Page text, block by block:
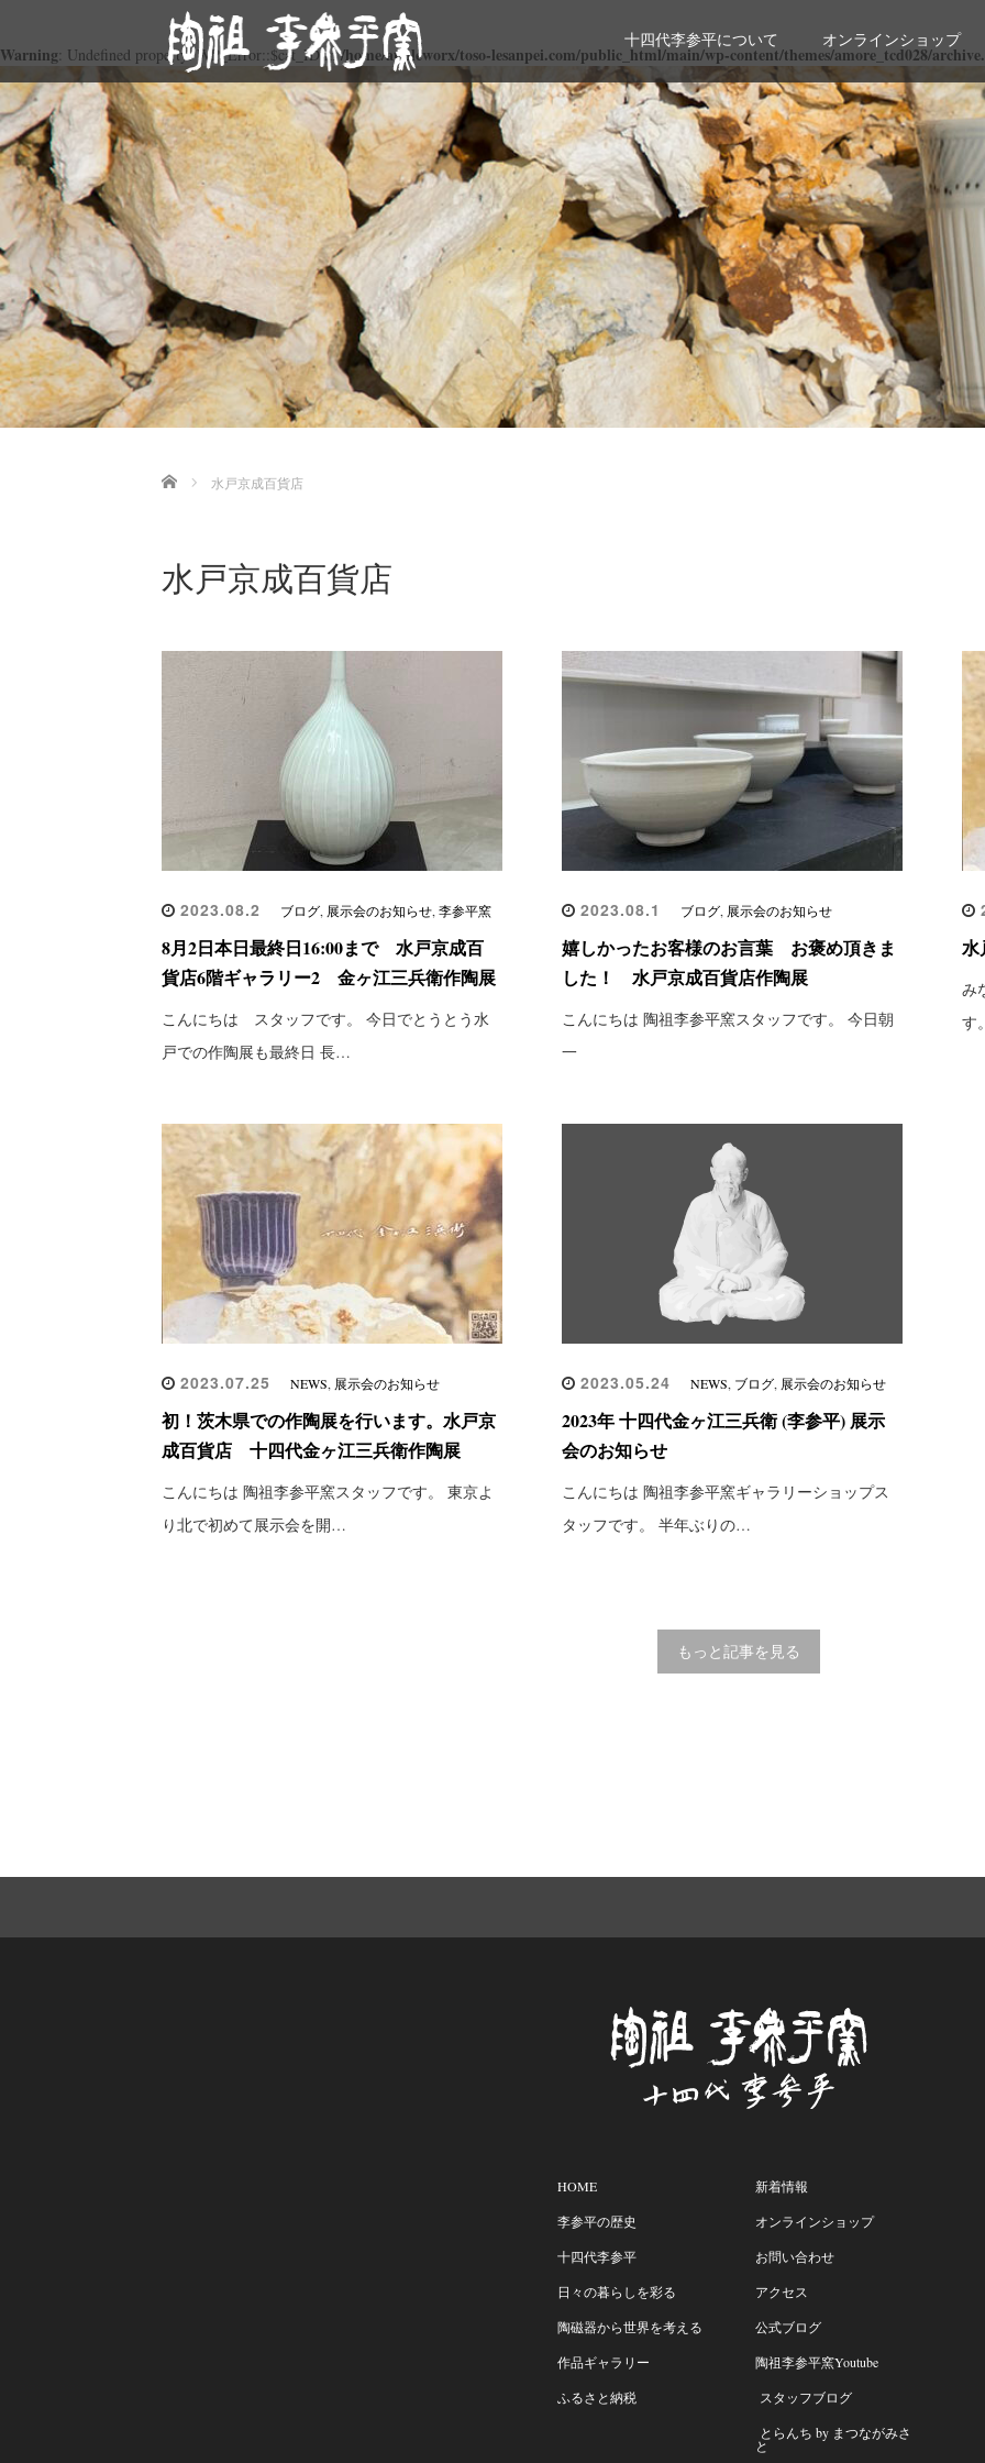
十四代李参平について オンラインショップ
Warning: Undefined property: WP_Error::$cat_ID in/home/appleworx/toso-lesanpei.com/public_html/main/wp-content/themes/amore_tcd028/
Home 水戸京成百貨店
水戸京成百貨店
2023.08.2 ブログ, 展示会のお知らせ, 李参平窯
8月2日本日最終日16:00まで 水戸京成百
貨店6階ギャラリー2 金ヶ江三兵衛作陶展
こんにちは スタッフです。 今日でとうとう水
戸での作陶展も最終日 長…
2023.08.1 ブログ, 展示会のお知らせ
嬉しかったお客様のお言葉 お褒め頂きま
した！ 水戸京成百貨店作陶展
こんにちは 陶祖李参平窯スタッフです。 今日朝
一
水
み
す。
2023.07.25 NEWS, 展示会のお知らせ
初！茨木県での作陶展を行います。水戸京
成百貨店 十四代金ヶ江三兵衛作陶展
こんにちは 陶祖李参平窯スタッフです。 東京よ
り北で初めて展示会を開…
2023.05.24 NEWS, ブログ, 展示会のお知らせ
2023年 十四代金ヶ江三兵衛 (李参平) 展示
会のお知らせ
こんにちは 陶祖李参平窯ギャラリーショップス
タッフです。 半年ぶりの…
もっと記事を見る
HOME
李参平の歴史
十四代李参平
日々の暮らしを彩る
陶磁器から世界を考える
作品ギャラリー
ふるさと納税
新着情報
オンラインショップ
お問い合わせ
アクセス
公式ブログ
陶祖李参平窯Youtube
スタッフブログ
とらんち by まつながみさ
と